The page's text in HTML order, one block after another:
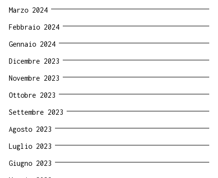
Marzo 2024
Febbraio 2024
Gennaio 2024
Dicembre 2023
Novembre 2023
Ottobre 2023
Settembre 2023
Agosto 2023
Luglio 2023
Giugno 2023